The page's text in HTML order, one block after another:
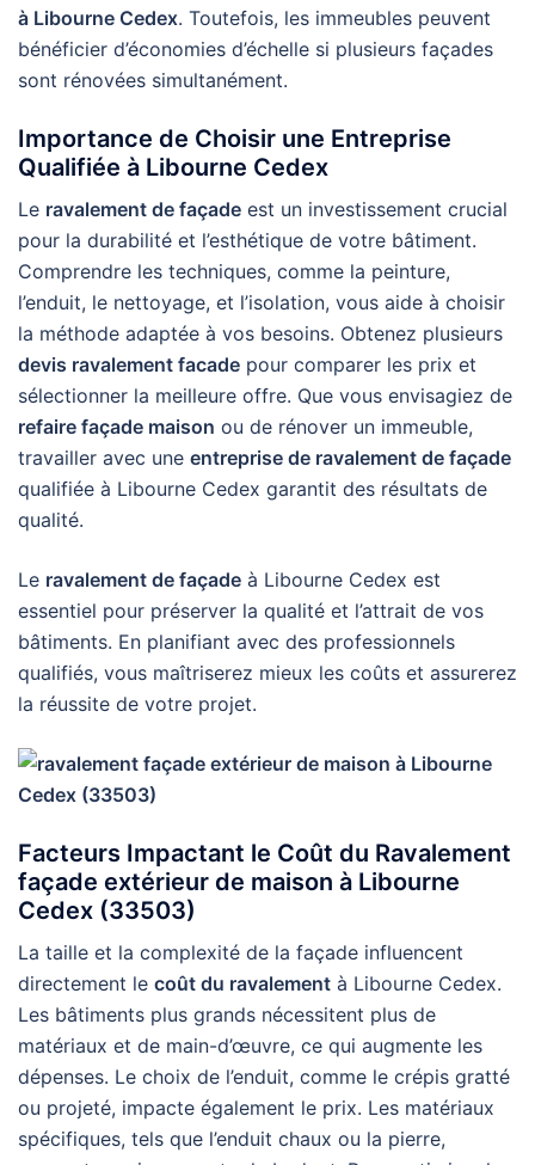
à Libourne Cedex. Toutefois, les immeubles peuvent
bénéficier d’économies d’échelle si plusieurs façades
sont rénovées simultanément.
Importance de Choisir une Entreprise
Qualifiée à Libourne Cedex
Le ravalement de façade est un investissement crucial
pour la durabilité et l’esthétique de votre bâtiment.
Comprendre les techniques, comme la peinture,
l’enduit, le nettoyage, et l’isolation, vous aide à choisir
la méthode adaptée à vos besoins. Obtenez plusieurs
devis ravalement facade pour comparer les prix et
sélectionner la meilleure offre. Que vous envisagiez de
refaire façade maison ou de rénover un immeuble,
travailler avec une entreprise de ravalement de façade
qualifiée à Libourne Cedex garantit des résultats de
qualité.
Le ravalement de façade à Libourne Cedex est
essentiel pour préserver la qualité et l’attrait de vos
bâtiments. En planifiant avec des professionnels
qualifiés, vous maîtriserez mieux les coûts et assurerez
la réussite de votre projet.
Facteurs Impactant le Coût du Ravalement
façade extérieur de maison à Libourne
Cedex (33503)
La taille et la complexité de la façade influencent
directement le coût du ravalement à Libourne Cedex.
Les bâtiments plus grands nécessitent plus de
matériaux et de main-d’œuvre, ce qui augmente les
dépenses. Le choix de l’enduit, comme le crépis gratté
ou projeté, impacte également le prix. Les matériaux
spécifiques, tels que l’enduit chaux ou la pierre,